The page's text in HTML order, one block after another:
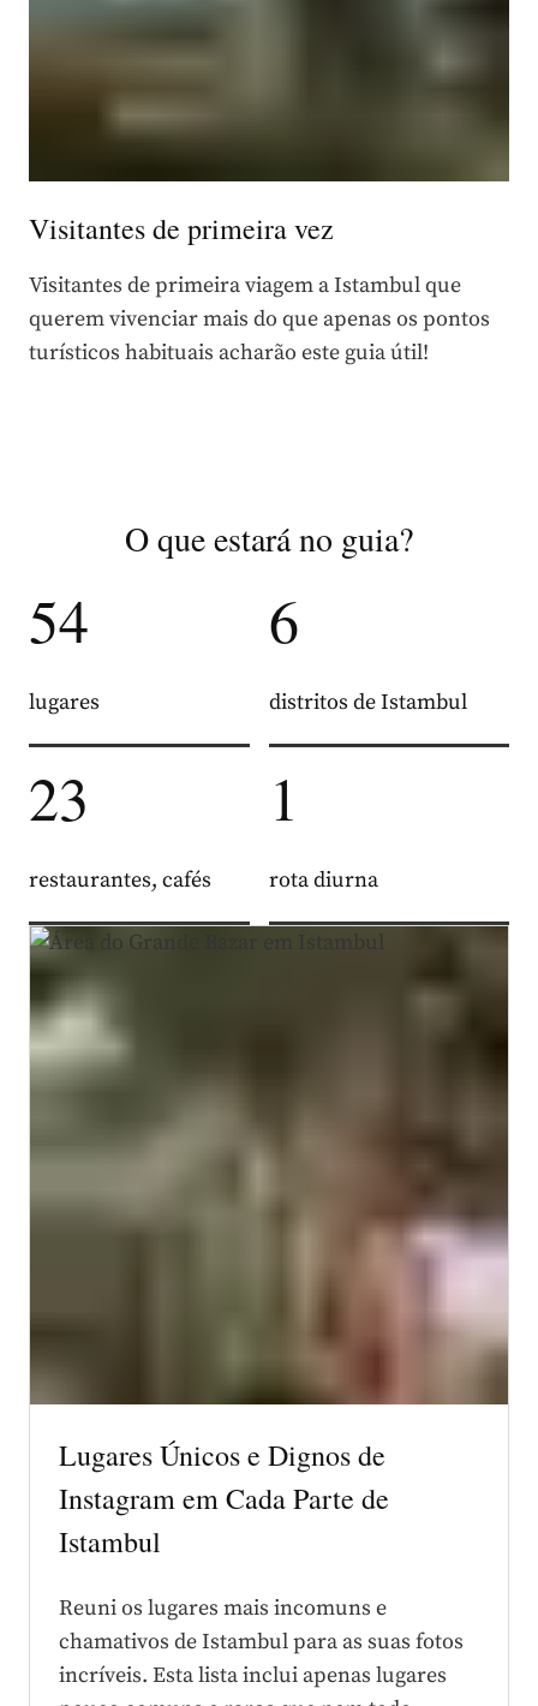
Visitantes de primeira vez
Visitantes de primeira viagem a Istambul que
querem vivenciar mais do que apenas os pontos
turísticos habituais acharão este guia útil!
O que estará no guia?
54
lugares
6
distritos de Istambul
23
restaurantes, cafés
1
rota diurna
Lugares Únicos e Dignos de
Instagram em Cada Parte de
Istambul
Reuni os lugares mais incomuns e
chamativos de Istambul para as suas fotos
incríveis. Esta lista inclui apenas lugares